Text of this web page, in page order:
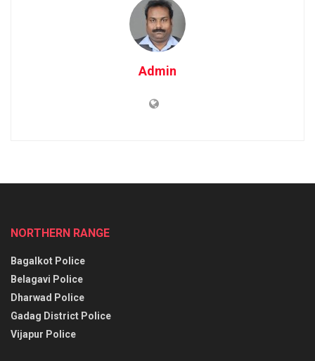
Admin
NORTHERN RANGE
Bagalkot Police
Belagavi Police
Dharwad Police
Gadag District Police
Vijapur Police